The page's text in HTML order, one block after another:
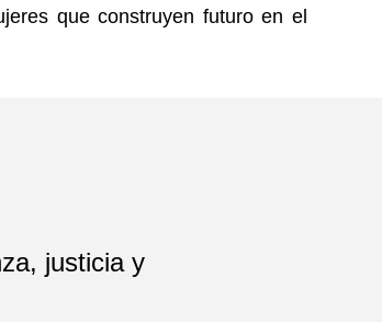
que construyen futuro en el
justicia y